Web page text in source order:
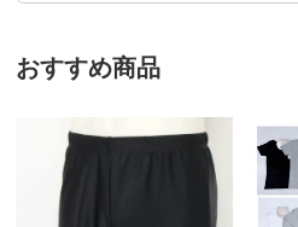
おすすめ商品